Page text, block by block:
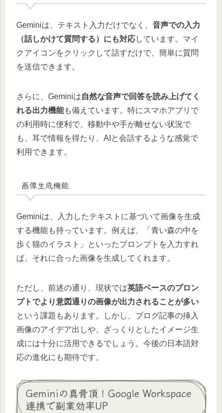
Geminiは、テキスト入力だけでなく、 音声での入力
（話しかけて質問する）にも対応しています。マイ
クアイコンをクリックして話すだけで、簡単に質問
を送信できます。
さらに、Geminiは自然な音声で回答を読み上げてく
れる出力機能も備えています。特にスマホアプリで
の利用時に便利で、移動中や手が離せない状況で
も、耳で情報を得たり、AIと会話するような感覚で
利用できます。
画像生成機能
Geminiは、入力したテキストに基づいて画像を生成
する機能も持っています。例えば、「青い森の中を
歩く猫のイラスト」といったプロンプトを入力すれ
ば、それに合った画像を生成してくれます。
ただし、前述の通り、現状では英語ベースのプロン
プトでより意図通りの画像が出力されることが多い
という課題もあります。しかし、ブログ記事の挿入
画像のアイデア出しや、ざっくりとしたイメージ生
成には十分に活用できるでしょう。今後の日本語対
応の進化にも期待です。
Geminiの真骨頂！Google Workspace
連携で副業効率UP